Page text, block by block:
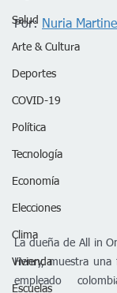
Salud
Arte & Cultura
Deportes
COVID-19
Política
Tecnología
Economía
Elecciones
Clima
Vivienda
Escuelas
Por: Nuria
La dueña de All in
Henry, muestra
empleado